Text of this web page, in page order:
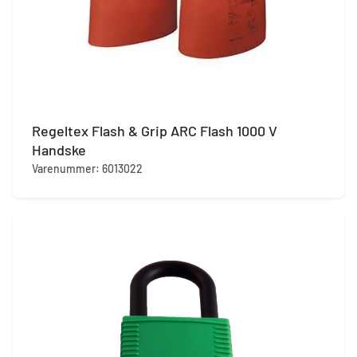
Regeltex Flash & Grip ARC Flash 1000 V
Handske
Varenummer: 6013022